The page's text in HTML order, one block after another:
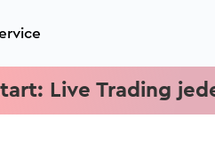
Trading jeden